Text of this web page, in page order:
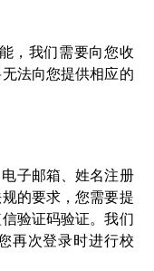
，我们需要向您收
法向您提供相应的
子邮箱、姓名注册
的要求，您需要提
验证码验证。我们
再次登录时进行校